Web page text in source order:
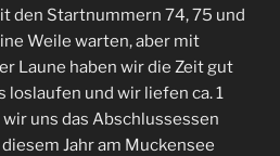
den Startnummern 74, 75 und
Weile warten, aber mit
Laune haben wir die Zeit gut
loslaufen und wir liefen ca. 1
uns das Abschlussessen
Jahr am Muckensee